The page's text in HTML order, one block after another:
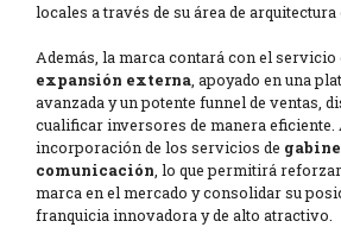
locales a través de su área de
Además, la marca contará con el servicio
expansión externa , apoyado en una
avanzada y un potente funnel de ventas,
cualificar inversores de manera eficiente.
incorporación de los servicios de
comunicación , lo que permitirá
marca en el mercado y consolidar su
franquicia innovadora y de alto atractivo.